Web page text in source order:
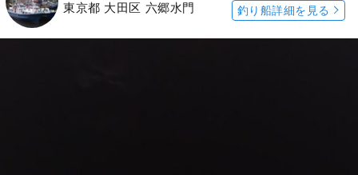
東京都 大田区 六郷水門 釣り船詳細を見る